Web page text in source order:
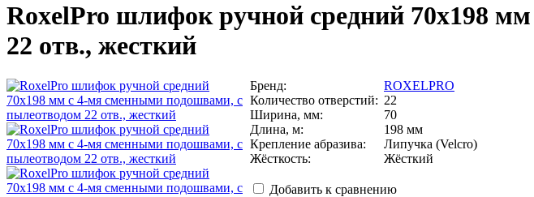
RoxelPro шлифок ручной средний 70х198
22 отв., жесткий
Бренд:
ROXELPRO
Количество отверстий: 22
Ширина, мм:
70
Длина, м:
198 мм
Крепление абразива:
Липучка (Velcro)
Жёсткость:
Жёсткий
Добавить к сравнению